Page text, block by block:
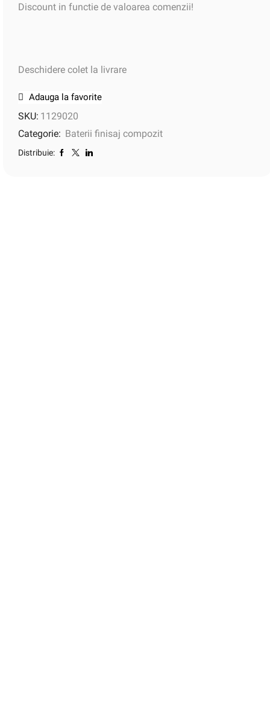
Discount in functie de valoarea comenzii!
Deschidere colet la livrare
Adauga la favorite
SKU: 1129020
Categorie: Baterii finisaj compozit
Distribuie: